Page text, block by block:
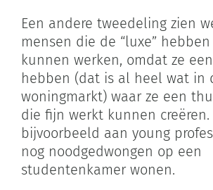
Een andere tweedeling zien
mensen die de “luxe”
kunnen werken, omdat ze
hebben (dat is al heel wat in
woningmarkt) waar ze een
die fijn werkt kunnen creëren.
bijvoorbeeld aan young
nog noodgedwongen op een
studentenkamer wonen.